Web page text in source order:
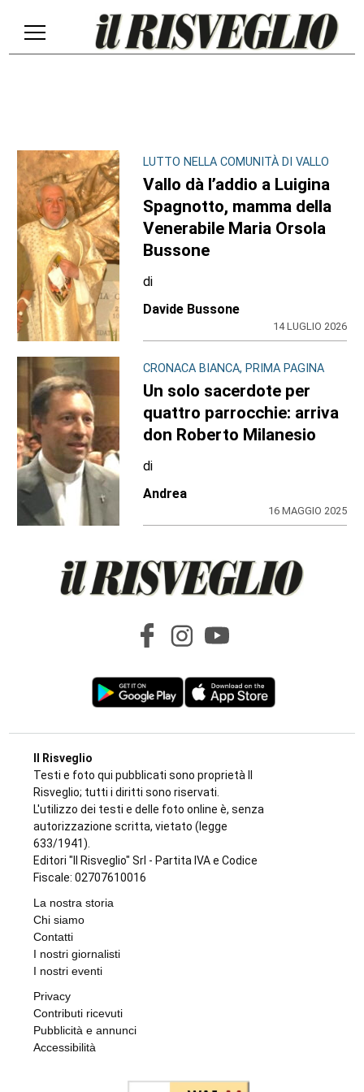
LUTTO NELLA COMUNITÀ DI VALLO
Vallo dà l’addio a Luigina
Spagnotto, mamma della
Venerabile Maria Orsola
Bussone
di
Davide Bussone
14 LUGLIO 2026
CRONACA BIANCA, PRIMA PAGINA
Un solo sacerdote per
quattro parrocchie: arriva
don Roberto Milanesio
di
Andrea
16 MAGGIO 2025
Il Risveglio
Testi e foto qui pubblicati sono proprietà Il
Risveglio; tutti i diritti sono riservati.
L'utilizzo dei testi e delle foto online è, senza
autorizzazione scritta, vietato (legge
633/1941).
Editori "Il Risveglio" Srl - Partita IVA e Codice
Fiscale: 02707610016
La nostra storia
Chi siamo
Contatti
I nostri giornalisti
I nostri eventi
Privacy
Contributi ricevuti
Pubblicità e annunci
Accessibilità